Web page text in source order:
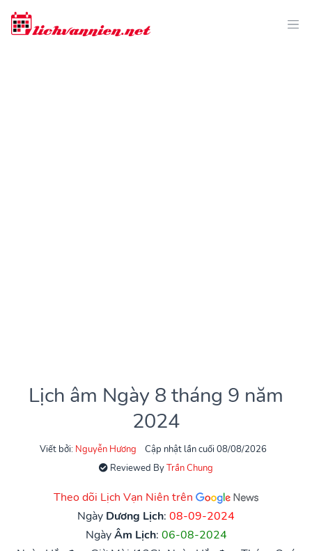
Lịch âm Ngày 8 tháng 9 năm
2024
Viết bởi: Nguyễn Hương
Cập nhật lần cuối 08/08/2026
Reviewed ByTrần Chung
Theo dõi Lịch Vạn Niên trên
Ngày Dương Lịch: 08-09-2024
NgàyÂm Lịch: 06-08-2024